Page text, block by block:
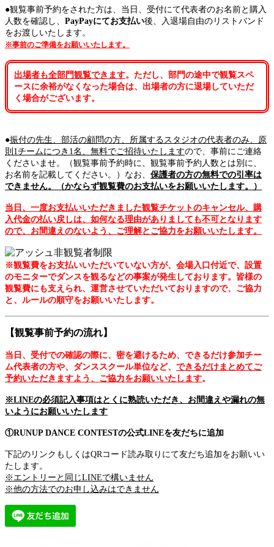
●観覧事前予約をされた方は、当日、受付にて代表者のお名前と購入
人数を確認し、 PayPayにてお支払い後、入退場自由のリストバンド
をお渡しいたします。
※事前のご準備をお願いいたします。
出場者も全部門観覧できます。ただし、部門の途中で観覧スペ
ースに余裕がなくなった場合は、出場者の方に退場していただ
く場合がございます。
●振付の先生、部活の顧問の方、所属するスタジオの代表者のみ、原
則1チームにつき1名、無料でご招待いたしますので、事前にご連絡
くださいませ。（観覧事前予約時に、観覧事前予約人数とは別に、
お名前を記載してください。）なお、 保護者の方の無料での引率は
できません。（かならず観覧費のお支払いをお願いいたします。）
当日、一度お支払いいただきました観覧チケットのキャンセル、購
入代金の払い戻しは、如何なる理由がありましても不可となります
ので、お間違えのないよう、ご理解とご協力をお願いいたします。
※観覧費をお支払いいただいていない方が、会場入口付近で、設置
のモニターでダンスを観るなどの事案が発生しております。皆様の
観覧費にも支えられ、運営させていただいておりますので、ご協力
と、ルールの順守をお願いいたします。
【観覧事前予約の流れ】
当日、受付での確認の際に、密を避けるため、できるだけ参加チー
ム代表者の方や、ダンススクール単位など、 できるだけまとめてご
予約いただきますよう、ご協力をお願いいたします。
※LINEの必須記入事項はとくに熟読いただき、お間違えや漏れの無
いようにお願いいたします
①RUNUP DANCE CONTESTの公式LINEを友だちに追加
下記のリンクもしくはQRコード読み取りにて友だち追加をお願いい
たします。
※エントリーと同じLINEで構いません
※他の方法でのお申し込みはできません